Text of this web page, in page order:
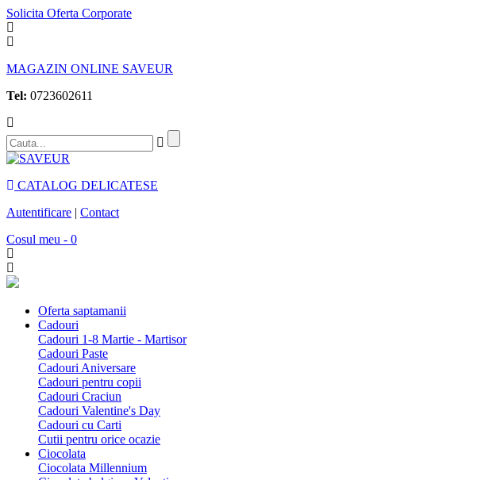
Solicita Oferta Corporate
MAGAZIN ONLINE SAVEUR
Tel: 0723602611
CATALOG DELICATESE
Autentificare | Contact
Cosul meu - 0
Oferta saptamanii
Cadouri
Cadouri 1-8 Martie - Martisor
Cadouri Paste
Cadouri Aniversare
Cadouri pentru copii
Cadouri Craciun
Cadouri Valentine's Day
Cadouri cu Carti
Cutii pentru orice ocazie
Ciocolata
Ciocolata Millennium